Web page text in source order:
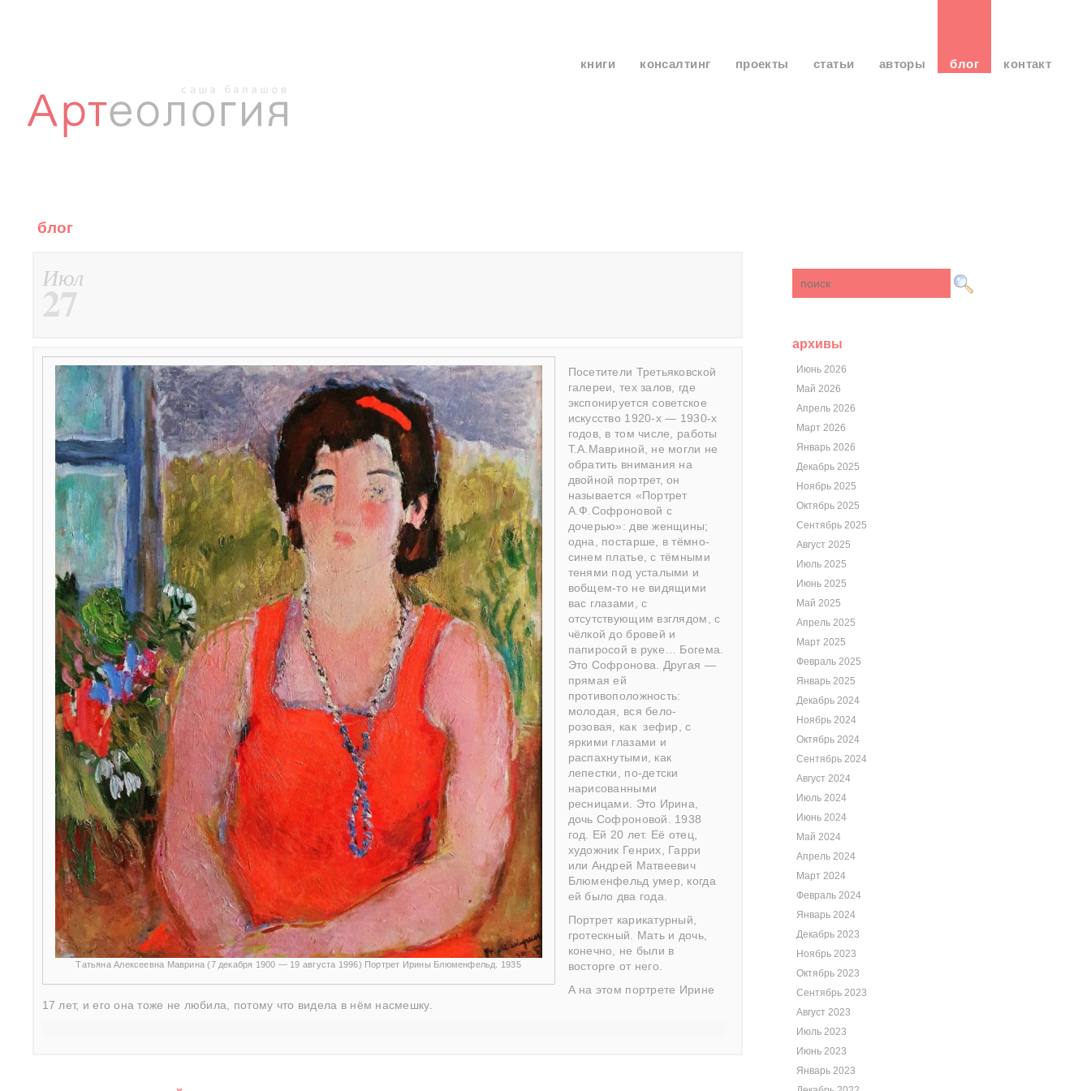
книги консалтинг проекты статьи авторы блог контакт
блог
Июл
27
Татьяна Алексеевна Маврина (7 декабря 1900 — 19 августа 1996) Портрет Ирины Блюменфельд. 1935
Посетители Третьяковской
галереи, тех залов, где
экспонируется советское
искусство 1920-х — 1930-х
годов, в том числе, работы
Т.А.Мавриной, не могли не
обратить внимания на
двойной портрет, он
называется «Портрет
А.Ф.Софроновой с
дочерью»: две женщины;
одна, постарше, в тёмно-
синем платье, с тёмными
тенями под усталыми и
вобщем-то не видящими
вас глазами, с
отсутствующим взглядом, с
чёлкой до бровей и
папиросой в руке… Богема.
Это Софронова. Другая —
прямая ей
противоположность:
молодая, вся бело-
розовая, как зефир, с
яркими глазами и
распахнутыми, как
лепестки, по-детски
нарисованными
ресницами. Это Ирина,
дочь Софроновой. 1938
год. Ей 20 лет. Её отец,
художник Генрих, Гарри
или Андрей Матвеевич
Блюменфельд умер, когда
ей было два года.
Портрет карикатурный,
гротескный. Мать и дочь,
конечно, не были в
восторге от него.
А на этом портрете Ирине
17 лет, и его она тоже не любила, потому что видела в нём насмешку.
архивы
Июнь 2026
Май 2026
Апрель 2026
Март 2026
Январь 2026
Декабрь 2025
Ноябрь 2025
Октябрь 2025
Сентябрь 2025
Август 2025
Июль 2025
Июнь 2025
Май 2025
Апрель 2025
Март 2025
Февраль 2025
Январь 2025
Декабрь 2024
Ноябрь 2024
Октябрь 2024
Сентябрь 2024
Август 2024
Июль 2024
Июнь 2024
Май 2024
Апрель 2024
Март 2024
Февраль 2024
Январь 2024
Декабрь 2023
Ноябрь 2023
Октябрь 2023
Сентябрь 2023
Август 2023
Июль 2023
Июнь 2023
Январь 2023